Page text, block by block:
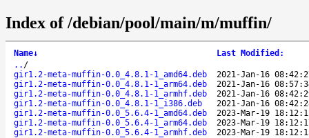
Index of /debian/pool/main/m/muffin/
Name↓ Last Modified :
.. /
gir1.2-meta-muffin-0.0_4.8.1-1_amd64.deb
2021-Jan-16
gir1.2-meta-muffin-0.0_4.8.1-1_arm64.deb
2021-Jan-16
gir1.2-meta-muffin-0.0_4.8.1-1_armhf.deb
2021-Jan-16
gir1.2-meta-muffin-0.0_4.8.1-1_i386.deb
2021-Jan-16
gir1.2-meta-muffin-0.0_5.6.4-1_amd64.deb
2023-Mar-19
gir1.2-meta-muffin-0.0_5.6.4-1_arm64.deb
2023-Mar-19
gir1.2-meta-muffin-0.0_5.6.4-1_armhf.deb
2023-Mar-19